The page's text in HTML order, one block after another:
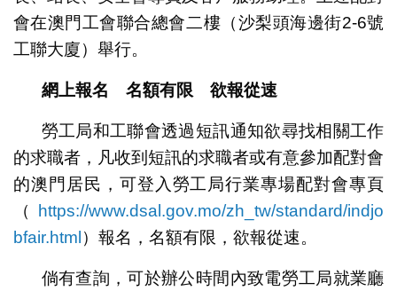
會在澳門工會聯合總會二樓（沙梨頭海邊街2-6號
工聯大廈）舉行。
網上報名 名額有限 欲報從速
勞工局和工聯會透過短訊通知欲尋找相關工作
的求職者，凡收到短訊的求職者或有意參加配對會
的澳門居民，可登入勞工局行業專場配對會專頁
（ https://www.dsal.gov.mo/zh_tw/standard/indjo
bfair.html）報名，名額有限，欲報從速。
倘有查詢，可於辦公時間內致電勞工局就業廳